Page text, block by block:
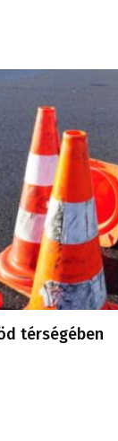
térségében